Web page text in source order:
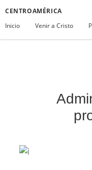
CENTROAMÉRICA
Inicio
Venir a Cristo